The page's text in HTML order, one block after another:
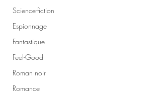
Science-fiction
Espionnage
Fantastique
Feel-Good
Roman noir
Romance